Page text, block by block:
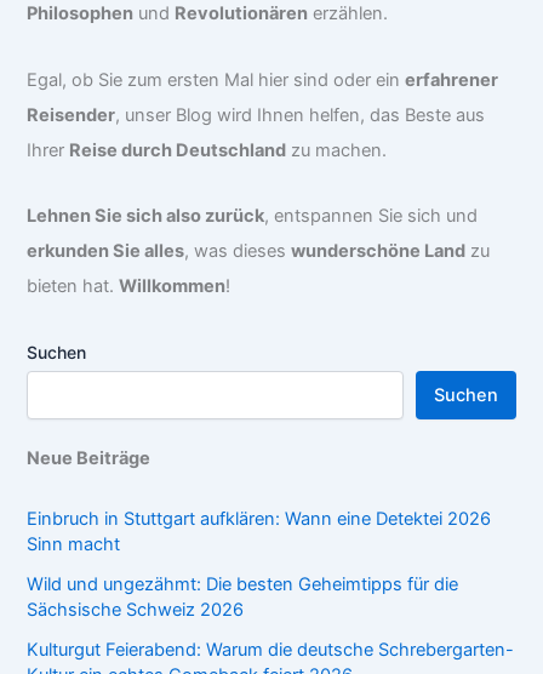
Philosophen und Revolutionären erzählen.
Egal, ob Sie zum ersten Mal hier sind oder einerfahrener
Reisender, unser Blog wird Ihnen helfen, das Beste aus
Ihrer Reise durch Deutschland zu machen.
Lehnen Sie sich also zurück, entspannen Sie sich und
erkunden Sie alles, was dieseswunderschöne Land zu
bieten hat.Willkommen!
Suchen
Suchen
Neue Beiträge
Einbruch in Stuttgart aufklären: Wann eine Detektei 2026
Sinn macht
Wild und ungezähmt: Die besten Geheimtipps für die
Sächsische Schweiz 2026
Kulturgut Feierabend: Warum die deutsche Schrebergarten-